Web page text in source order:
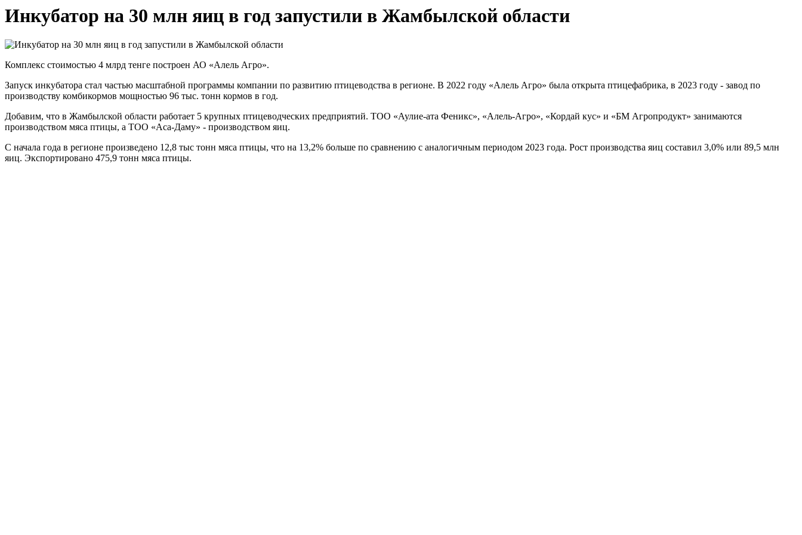
Инкубатор на 30 млн яиц в год запустили в Жамбылской области
Комплекс стоимостью 4 млрд тенге построен АО «Алель Агро».
Запуск инкубатора стал частью масштабной программы компании по развитию птицеводства в регионе. В 2022 году «Алель Агро» была открыта птицефабрика, в 2023 году - завод по
производству комбикормов мощностью 96 тыс. тонн кормов в год.
Добавим, что в Жамбылской области работает 5 крупных птицеводческих предприятий. ТОО «Аулие-ата Феникс», «Алель-Агро», «Кордай кус» и «БМ Агропродукт» занимаются
производством мяса птицы, а ТОО «Аса-Даму» - производством яиц.
С начала года в регионе произведено 12,8 тыс тонн мяса птицы, что на 13,2% больше по сравнению с аналогичным периодом 2023 года. Рост производства яиц составил 3,0% или 89,5 млн
яиц. Экспортировано 475,9 тонн мяса птицы.